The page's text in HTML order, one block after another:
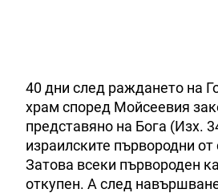
40 дни след раждането на
храм според Мойсеевия
представяно на Бога (Изх.
израилските първородни
Затова всеки първороден
откупен. А след